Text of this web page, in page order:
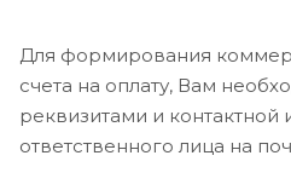
Для формирования
счета на оплату, Вам
реквизитами и
ответственного лица на